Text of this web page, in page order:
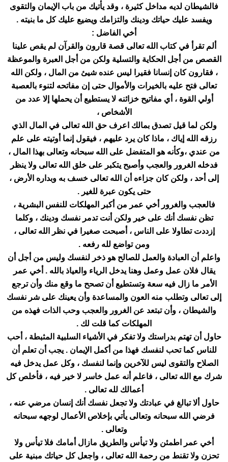
فالشيطان لديه مداخل كثيرة ، وقد يأتيك من باب الإيمان والتقوى
ويفسد عليك حياتك ودينك والتزامك ويضيع عليك كل ما بنيته .
أخي الفاضل :
ألم تقرأ في كتاب الله تعالى قصة قارون والقرآن لم يقص علينا
القصص من أجل الحكاية والتسلية ولكن من أجل العبرة والموعظة
، فقارون كان إنسانا فقيرا ليس عنده شيئ من المال ، ولكن الله
تعالى فتح عليه بالخيرات والأموال حتى إن مفاتحه لتنوء بالعصبة
أولي القوة ، أي مفاتيح خزائنه لا يستطيع أن يحملها إلا عدد من
الأشخاص ،
ولكن لما قيل تصدق بمالك اعرف حق الله تعالى في المال الذي
رزقه الله إياك ، ماذا كان يرد عليهم ، فيقول إنما أوتيته على علم
من عندي ،وكأنه هو المتفضل على الله سبحانه وتعالى بهذا المال ،
فدخله الغرور والعجب وأصبح يتكبر على خلق الله تعالى ولا ينظر
إلى أحد ، ولكن كان جزاءه أن الله تعالى خسف به وبداره الأرض ،
حتى يكون عبرة للغير .
فالعجب والغرور أخي عمر من أكبر المهلكات للنفس البشرية ،
تظن نفسك أنك على خير ولكن أنت تدمر نفسك ودينك ، وكلما
إزددت تطاولا على الناس ، أصبحت صغيرا في نظر الله تعالى ،
ومن تواضع لله رفعه .
واعلم أن العبادة والعمل للصالح هو ذخر لنفسك وليس من أجل أن
يقال فلان عمل وعمل وهنا يدخل الرياء والعياذ بالله . أخي عمر
الأمر ما زال فيه سعة وتستطيع أن تصحح ما وقع منك وأن ترجع
إلى تعالى وتطلب منه العون والمساعدة وأن يعينك على شر نفسك
والشيطان ، وأن تبتعد عن الغرور والعجب وحب الذات فهذه من
المهلكات كما قلت لك .
حاول أن تهتم بدراستك ولا تفكر في الأشياء السلبية المثبطة ، أحب
للناس كما تحب لنفسك فهذا من أكمل الإيمان . يجب أن تعلم أن
الصلاح والتقوى ليس للآخرين وإنما لنفسك ، وكل عمل يدخل فيه
شرك مع الله تعالى ، فاعلم أنه عمل خاسر لا خير فيه ، فأخلص كل
أعمالك لله تعالى .
حاول ألا تبالغ في عبادتك ولا تجعل نفسك أنك إنسان مرضي عنه ،
فرضي الله سبحانه وتعالى يأتي بإخلاص الأعمال لوجهه سبحانه
وتعالى .
أخي عمر اطمئن ولا تيأس والطريق مازال أمامك فلا تيأس ولا
تحزن ولا تقنط من رحمة الله تعالى ، واجعل كل حياتك مبنية على